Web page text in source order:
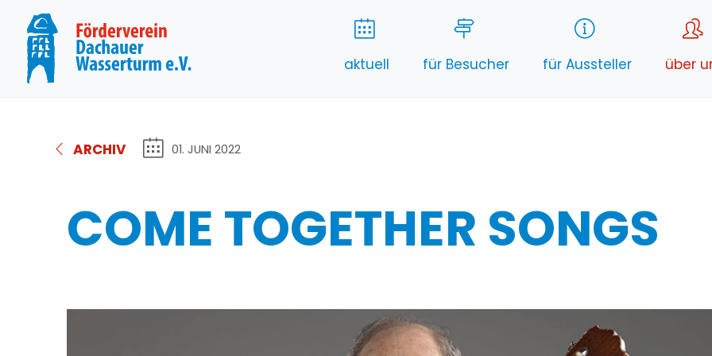
aktuell für Besucher für Aussteller über
ARCHIV 01. JUNI 2022
COME TOGETHER SONGS